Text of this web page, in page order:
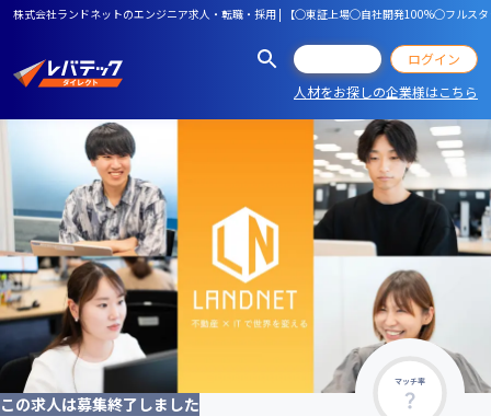
株式会社ランドネットのエンジニア求人・転職・採用 | 【◯東証上場◯自社開発100%◯フルス
ログイン
人材をお探しの企業様はこちら
マッチ率
この求人は募集終了しました